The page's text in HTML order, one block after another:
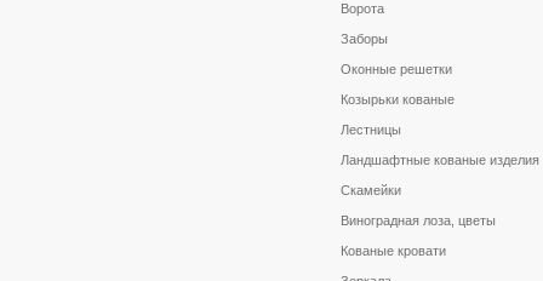
Ворота
Заборы
Оконные решетки
Козырьки кованые
Лестницы
Ландшафтные кованые изделия
Скамейки
Виноградная лоза, цветы
Кованые кровати